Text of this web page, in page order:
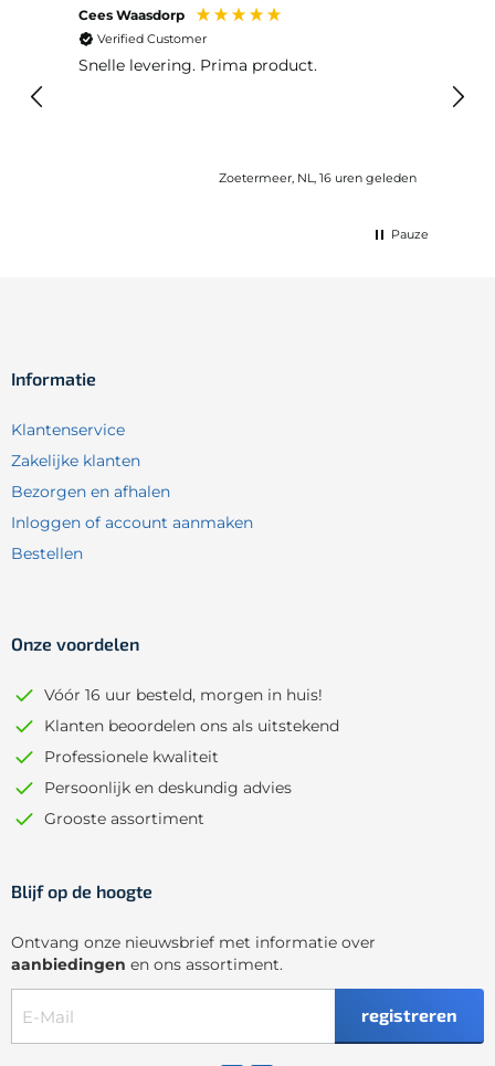
Cees Waasdorp
Verified Customer
Snelle levering. Prima product.
Zoetermeer, NL, 16 uren geleden
lang
Pauze
Informatie
Klantenservice
Zakelijke klanten
Bezorgen en afhalen
Inloggen of account aanmaken
Bestellen
Onze voordelen
Vóór 16 uur besteld, morgen in huis!
Klanten beoordelen ons als uitstekend
Professionele kwaliteit
Persoonlijk en deskundig advies
Grooste assortiment
Blijf op de hoogte
Ontvang onze nieuwsbrief met informatie over
aanbiedingen en ons assortiment.
registreren